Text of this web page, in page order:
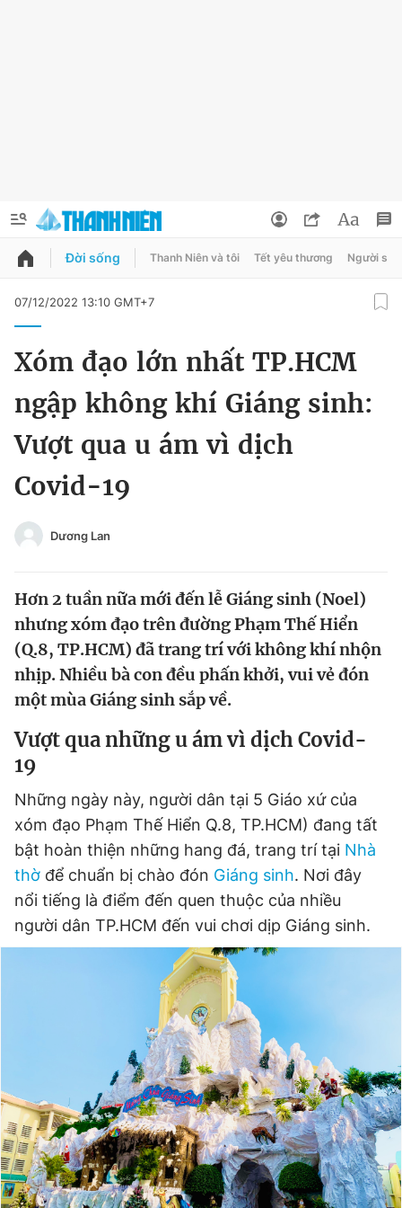
QUẢNG CÁO ĐẶT BÁO
Chào ngày mới Tin 24h
Tin thị trường
Sản phẩm khác
Tiện ích Bạn cần biết
Thông tin tòa soạn Liên hệ quảng cáo
Đọc Thanh Niên trên điện thoại
Liên hệ quảng cáo
0908 780 404
Đặt báo Quảng cáo RSS Tòa soạn Chính sách bảo
Tổng biên tập: Nguyễn Ngọc Toàn
Phó tổng biên tập thường trực: Hải Thành
Phó tổng biên tập: Lâm Hiếu Dũng
Phó tổng biên tập: Trần Việt Hưng
Tổng thư ký tòa soạn: Đức Trung
Đổi mật khẩu
Tin đã lưu
Tin đã xem
Đăng xuất
Đời sống Thanh Niên và tôi Tết yêu thương Người
07/12/2022 13:10 GMT+7
Xóm đạo lớn nhất TP.HCM
ngập không khí Giáng sinh:
Vượt qua u ám vì dịch
Covid-19
Dương Lan
Hơn 2 tuần nữa mới đến lễ Giáng sinh (Noel)
nhưng xóm đạo trên đường Phạm Thế Hiển
(Q.8, TP.HCM) đã trang trí với không khí nhộn
nhịp. Nhiều bà con đều phấn khởi, vui vẻ đón
một mùa Giáng sinh sắp về.
Vượt qua những u ám vì dịch Covid-
19
Những ngày này, người dân tại 5 Giáo xứ của
xóm đạo Phạm Thế Hiển Q.8, TP.HCM) đang tất
bật hoàn thiện những hang đá, trang trí tại Nhà
thờ để chuẩn bị chào đón Giáng sinh. Nơi đây
nổi tiếng là điểm đến quen thuộc của nhiều
người dân TP.HCM đến vui chơi dịp Giáng sinh.